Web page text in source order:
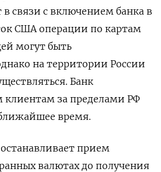
связи с включением банка в
США операции по картам
могут быть
на территории России
Банк
клиентам за пределами РФ
время.
прием
валютах до получения